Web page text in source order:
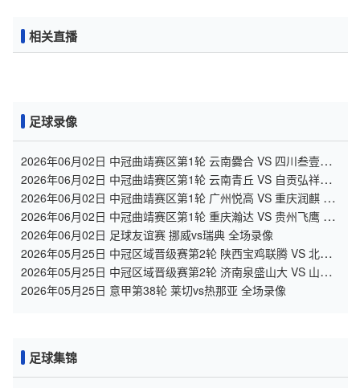
相关直播
足球录像
2026年06月02日 中冠曲靖赛区第1轮 云南爨合 VS 四川叁壹捌
重龙 全场录像
2026年06月02日 中冠曲靖赛区第1轮 云南青丘 VS 自贡弘祥电
碳 全场录像
2026年06月02日 中冠曲靖赛区第1轮 广州悦高 VS 重庆润麒 全
场录像
2026年06月02日 中冠曲靖赛区第1轮 重庆瀚达 VS 贵州飞鹰 全
场录像
2026年06月02日 足球友谊赛 挪威vs瑞典 全场录像
2026年05月25日 中冠区域晋级赛第2轮 陕西宝鸡联腾 VS 北京
灵动星空 全场录像
2026年05月25日 中冠区域晋级赛第2轮 济南泉盛山大 VS 山东
球探 全场录像
2026年05月25日 意甲第38轮 莱切vs热那亚 全场录像
足球集锦